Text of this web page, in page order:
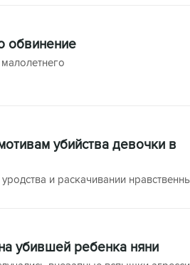
обвинение
убийства девочки в
и раскачивании
убившей ребенка няни